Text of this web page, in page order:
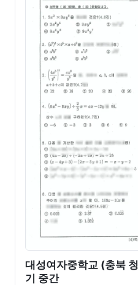
대성여자중학교 (충북
기 중간